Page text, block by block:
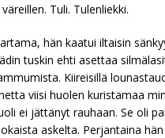
Tuli. Tulenliekki.
hän kaatui iltaisin
tuskin ehti asettaa
Kiireisillä
viisi huolen kuristamaa
ei jättänyt rauhaan. Se oli
askelta. Perjantaina